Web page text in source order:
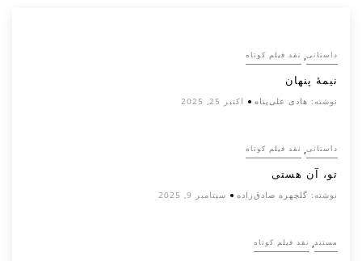
داستانی, نقد فیلم کوتاه
نیمۀ پنهان
نوشته: هادی علی‌پناه اکتبر 25, 2025
داستانی, نقد فیلم کوتاه
تو، آن هستی
نوشته: گلچهره صادق‌زاده سپتامبر 9, 2025
مستند, نقد فیلم کوتاه